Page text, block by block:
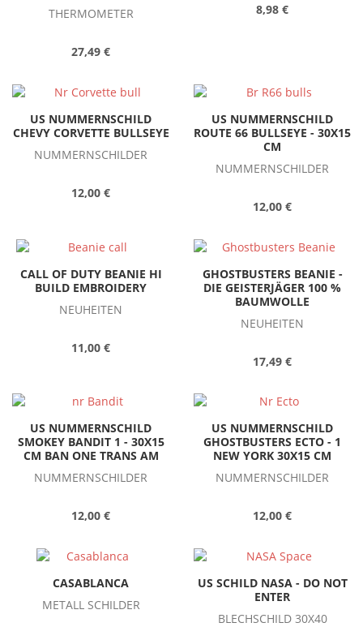
THERMOMETER
27,49 €
8,98 €
US NUMMERNSCHILD
CHEVY CORVETTE BULLSEYE
NUMMERNSCHILDER
12,00 €
US NUMMERNSCHILD
ROUTE 66 BULLSEYE - 30X15
CM
NUMMERNSCHILDER
12,00 €
CALL OF DUTY BEANIE HI
BUILD EMBROIDERY
NEUHEITEN
11,00 €
GHOSTBUSTERS BEANIE -
DIE GEISTERJÄGER 100 %
BAUMWOLLE
NEUHEITEN
17,49 €
US NUMMERNSCHILD
SMOKEY BANDIT 1 - 30X15
CM BAN ONE TRANS AM
NUMMERNSCHILDER
12,00 €
US NUMMERNSCHILD
GHOSTBUSTERS ECTO - 1
NEW YORK 30X15 CM
NUMMERNSCHILDER
12,00 €
CASABLANCA
METALL SCHILDER
US SCHILD NASA - DO NOT
ENTER
BLECHSCHILD 30X40